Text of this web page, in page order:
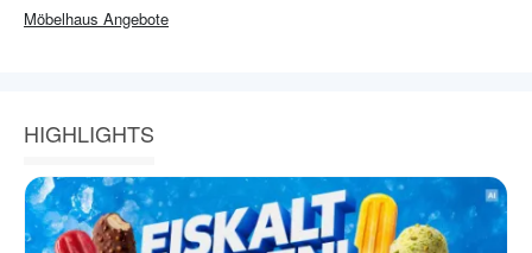
Möbelhaus Angebote
HIGHLIGHTS